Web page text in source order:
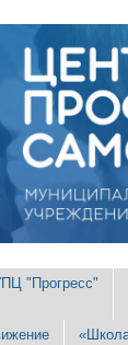
"Прогресс"